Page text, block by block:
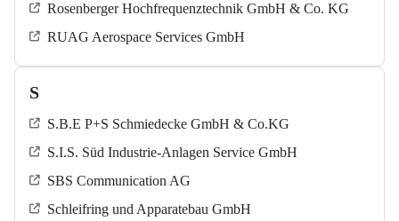
Rosenberger Hochfrequenztechnik GmbH & Co. KG
RUAG Aerospace Services GmbH
S
S.B.E P+S Schmiedecke GmbH & Co.KG
S.I.S. Süd Industrie-Anlagen Service GmbH
SBS Communication AG
Schleifring und Apparatebau GmbH